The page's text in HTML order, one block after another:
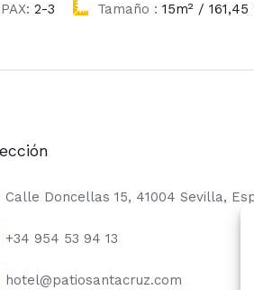
PAX: 2-3 Tamaño : 15m² / 161,45
Calle Doncellas 15, 41004 Sevilla,
+34 954 53 94 13
hotel@patiosantacruz.com